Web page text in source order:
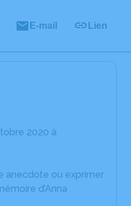
E-mail Lien
2020 à
anecdote ou exprimer
d’Anna